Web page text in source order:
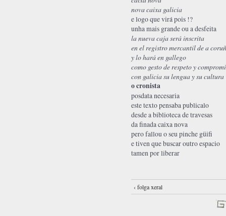
nova caixa galicia
e logo que virá pois !?
unha mais grande ou a desfeita
la nueva caja será inscrita
en el registro mercantil de a
y lo hará en gallego
como gesto de respeto y
con galicia su lengua y su cultura
o cronista
posdata necesaria
este texto pensaba publicalo
desde a biblioteca de travesas
da finada caixa nova
pero fallou o seu pinche güifi
e tiven que buscar outro espacio
tamen por liberar
‹ folga xeral